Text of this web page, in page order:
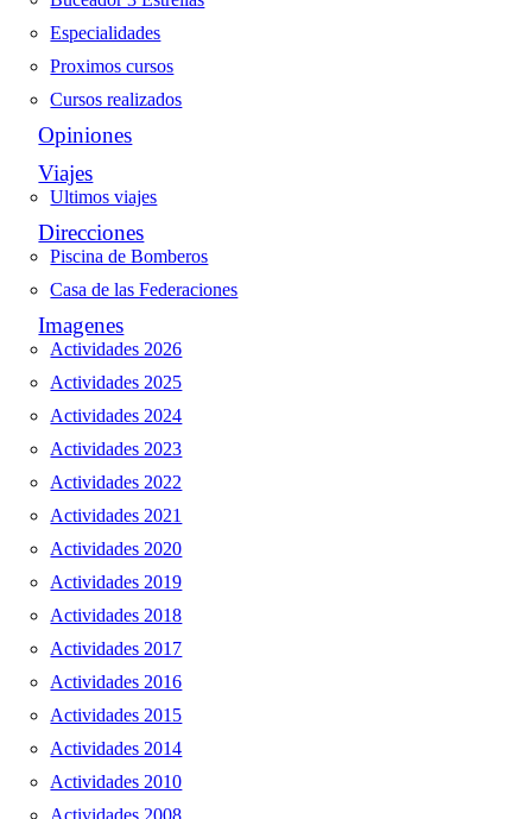
Especialidades
Proximos cursos
Cursos realizados
Opiniones
Viajes
Ultimos viajes
Direcciones
Piscina de Bomberos
Casa de las Federaciones
Imagenes
Actividades 2026
Actividades 2025
Actividades 2024
Actividades 2023
Actividades 2022
Actividades 2021
Actividades 2020
Actividades 2019
Actividades 2018
Actividades 2017
Actividades 2016
Actividades 2015
Actividades 2014
Actividades 2010
Actividades 2008